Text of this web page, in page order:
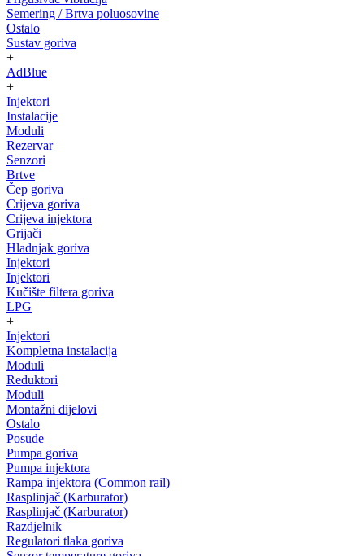
Semering / Brtva poluosovine
Ostalo
Sustav goriva
+
AdBlue
+
Injektori
Instalacije
Moduli
Rezervar
Senzori
Brtve
Čep goriva
Crijeva goriva
Crijeva injektora
Grijači
Hladnjak goriva
Injektori
Injektori
Kučište filtera goriva
LPG
+
Injektori
Kompletna instalacija
Moduli
Reduktori
Moduli
Montažni dijelovi
Ostalo
Posude
Pumpa goriva
Pumpa injektora
Rampa injektora (Common rail)
Rasplinjač (Karburator)
Rasplinjač (Karburator)
Razdjelnik
Regulatori tlaka goriva